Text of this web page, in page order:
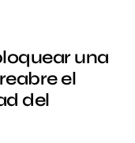
una
el
del